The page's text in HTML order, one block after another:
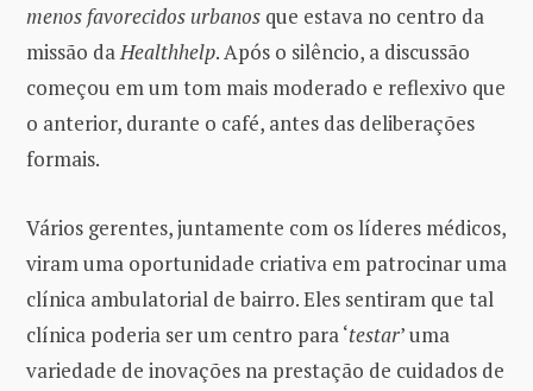
menos favorecidos urbanos que estava no centro da
missão daHealthhelp. Após o silêncio, a discussão
começou em um tom mais moderado e reflexivo que
o anterior, durante o café, antes das deliberações
formais.
Vários gerentes, juntamente com os líderes médicos,
viram uma oportunidade criativa em patrocinar uma
clínica ambulatorial de bairro. Eles sentiram que tal
clínica poderia ser um centro para ‘testar’ uma
variedade de inovações na prestação de cuidados de